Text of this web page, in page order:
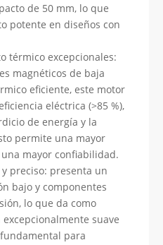
de 50 mm, lo que
potente en diseños con
térmico excepcionales:
magnéticos de baja
eficiente, este motor
eléctrica (>85 %),
de energía y la
permite una mayor
mayor confiabilidad.
preciso: presenta un
bajo y componentes
lo que da como
suave
para